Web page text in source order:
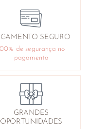
SEGURO
de segurança no
pagamento
GRANDES
OPORTUNIDADES